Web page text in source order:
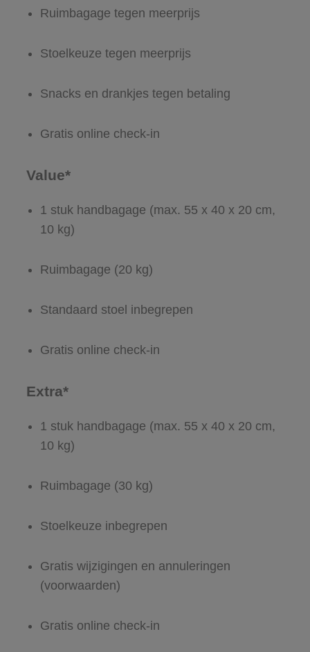
Ruimbagage tegen meerprijs
Stoelkeuze tegen meerprijs
Snacks en drankjes tegen betaling
Gratis online check-in
Value*
1 stuk handbagage (max. 55 x 40 x 20 cm,
10 kg)
Ruimbagage (20 kg)
Standaard stoel inbegrepen
Gratis online check-in
Extra*
1 stuk handbagage (max. 55 x 40 x 20 cm,
10 kg)
Ruimbagage (30 kg)
Stoelkeuze inbegrepen
Gratis wijzigingen en annuleringen
(voorwaarden)
Gratis online check-in